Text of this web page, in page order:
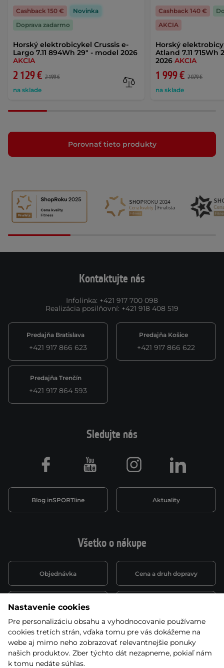
Horský elektrobicykel Crussis e-
Largo 7.11 894Wh 29" - model 2026
AKCIA
2 129 € 2 199 €
na sklade
Cashback 150 €
Novinka
Doprava zadarmo
Horský
Atland 7.11 715Wh
2026AKCIA
1 999 € 2 079 €
na sklade
Cashback 140 €
AKCIA
Porovnať tieto produkty
Kontaktujte nás
Infolinka: +421 917 700 098
Realizácia posilňovní: +421 918 408 519
Predajňa Bratislava
+421 917 866 623
Predajňa Košice
+421 917 866 622
Predajňa Trenčín
+421 917 864 593
Všetko o nákupe
Objednávka Cena a druh dopravy
Spôsob platby
Montáž a servis Reklamácie a záruka
Kariéra
Sledujte nás
Blog inSPORTline Aktuality
Facebook Youtube Instagram LinkedIn
Nastavenie cookies
Pre personalizáciu obsahu a vyhodnocovanie používame
cookies tretích strán, vďaka tomu pre vás dokážeme na
webe aj mimo neho zobrazovať relevantnejšie ponuky
našich produktov. Zber týchto dát nezapneme, pokiaľ nám
k tomu nedáte súhlas.